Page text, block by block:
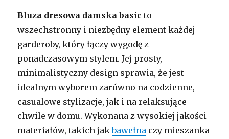
Bluza dresowa damska basic to
wszechstronny i niezbędny element każdej
garderoby, który łączy wygodę z
ponadczasowym stylem. Jej prosty,
minimalistyczny design sprawia, że jest
idealnym wyborem zarówno na codzienne,
casualowe stylizacje, jak i na relaksujące
chwile w domu. Wykonana z wysokiej jakości
materiałów, takich jakbawełna czy mieszanka